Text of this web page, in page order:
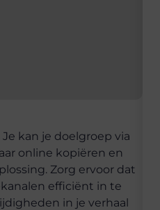
kan je doelgroep via
online kopiëren en
Zorg ervoor dat
efficiënt in te
in je verhaal